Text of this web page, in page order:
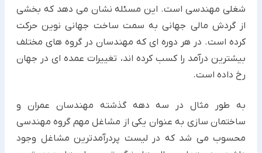
شغلی مهندسی است. این مسئله نشان می دهد که بخشی
از گردش مالی جهانی به سمت ساخت جهانی نوین حرکت
کرده است. در هر دوره ای که مهندسان در گروه های مختلف
بیشترین درآمد را کسب کرده اند، تغییرات عمده ای در جهان
رخ داده است.
به طور مثال در سه دهه گذشته مهندسان عمران و
ساختمان سازی به عنوان یکی از مشاغل مهم گروه مهندسی
محسوب می شد که در لیست پردرآمدترین مشاغل وجود